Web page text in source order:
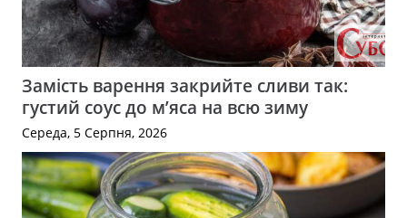
Замість варення закрийте сливи так:
густий соус до м’яса на всю зиму
Середа, 5 Серпня, 2026